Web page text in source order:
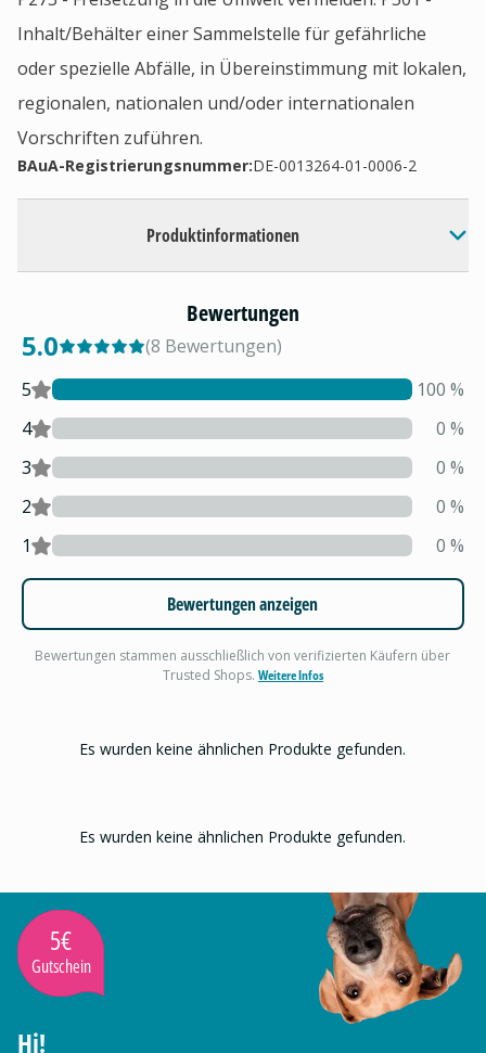
Inhalt/Behälter einer Sammelstelle für gefährliche
oder spezielle Abfälle, in Übereinstimmung mit lokalen,
regionalen, nationalen und/oder internationalen
Vorschriften zuführen.
BAuA-Registrierungsnummer:DE-0013264-01-0006-2
Produktinformationen
Bewertungen
5.0 (8 Bewertungen)
5
100 %
4
0 %
3
0 %
2
0 %
1
0 %
Bewertungen anzeigen
Bewertungen stammen ausschließlich von verifizierten Käufern über
Trusted Shops. Weitere Infos
Es wurden keine ähnlichen Produkte gefunden.
Es wurden keine ähnlichen Produkte gefunden.
5€
Gutschein
Hi!